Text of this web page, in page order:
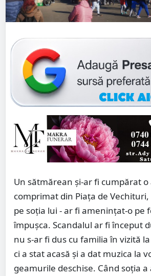
Un sătmărean și-ar fi cumpărat
comprimat din Piața de
pe soția lui - ar fi amenințat-o pe
împușca. Scandalul ar fi început
nu s-ar fi dus cu familia în vizită
ci a stat acasă și a dat muzica la
geamurile deschise. Când soția a